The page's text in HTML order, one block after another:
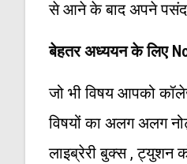
से आने के बाद अपने पसंद
बेहतर अध्ययन के लिए
जो भी विषय आपको
विषयों का अलग अलग
लाइब्रेरी बुक्स , ट्युशन